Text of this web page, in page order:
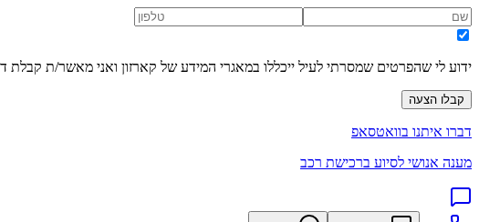
ידוע לי שהפרטים שמסרתי לעיל ייכללו במאגרי המידע של קארזון ואני מאשר/ת קבלת
קבלו הצעה
דברו איתנו בוואטסאפ
מענה אנושי לסיוע ברכישת רכב